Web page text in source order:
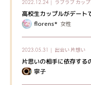
2022.12.24｜ ラブラブ カッ
高校生カップルがデート
florens* 女性
2023.05.31｜ 出会い 片想い
片思いの相手に依存す
寧子